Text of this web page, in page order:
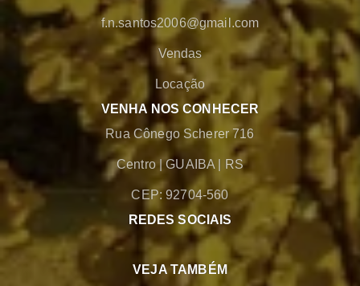
f.n.santos2006@gmail.com
Vendas
Locação
VENHA NOS CONHECER
Rua Cônego Scherer 716
Centro |GUAIBA RS
CEP: 92704-560
REDES SOCIAIS
VEJA TAMBÉM